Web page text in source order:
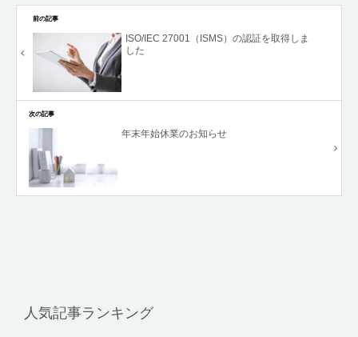
前の記事
ISO/IEC 27001（ISMS）の認証を取得しま
した
次の記事
年末年始休業のお知らせ
人気記事ランキング